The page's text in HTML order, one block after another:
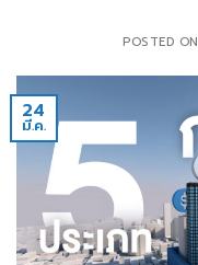
POSTED ON
24
มี.ค.